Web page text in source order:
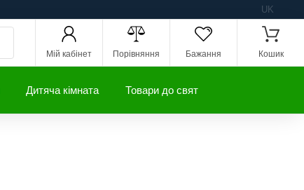
UK
Мій кабінет Порівняння Бажання Кошик
Дитяча кімната Товари до свят